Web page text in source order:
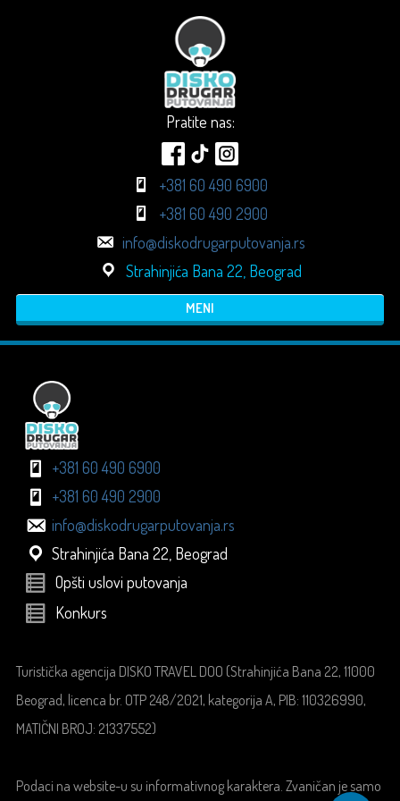
Pratite nas:
+381 60 490 6900
+381 60 490 2900
info@diskodrugarputovanja.rs
Strahinjića Bana 22, Beograd
MENI
+381 60 490 6900
+381 60 490 2900
info@diskodrugarputovanja.rs
Strahinjića Bana 22, Beograd
Opšti uslovi putovanja
Konkurs
Turistička agencija DISKO TRAVEL DOO (Strahinjića Bana 22, 11000
Beograd, licenca br. OTP 248/2021, kategorija A, PIB: 110326990,
MATIČNI BROJ: 21337552)
Podaci na website-u su informativnog karaktera. Zvaničan je samo